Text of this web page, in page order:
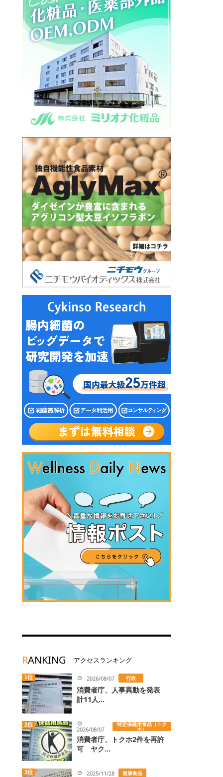
RANKING アクセスランキング
1位 2026/08/07 行政
消費者庁、人事異動を発表
計11人...
2位
2026/08/07
特定保健用食品（トク
ホ）
消費者庁、トクホ2件を再許
可 ヤク...
3位 2025/11/28 健康食品